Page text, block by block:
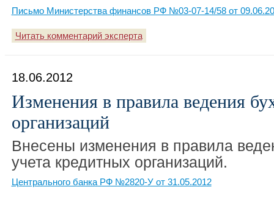
Письмо Министерства финансов РФ №03-07-14/58 от
Читать комментарий эксперта
18.06.2012
Изменения в правила ведения
организаций
Внесены изменения в правила
учета кредитных организаций.
Центрального банка РФ №2820-У от 31.05.2012